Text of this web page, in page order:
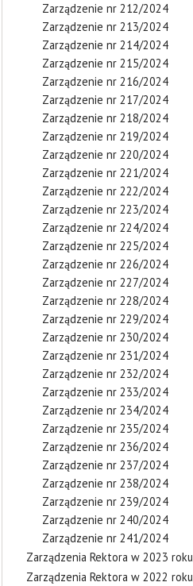
Zarządzenie nr 212/2024
Zarządzenie nr 213/2024
Zarządzenie nr 214/2024
Zarządzenie nr 215/2024
Zarządzenie nr 216/2024
Zarządzenie nr 217/2024
Zarządzenie nr 218/2024
Zarządzenie nr 219/2024
Zarządzenie nr 220/2024
Zarządzenie nr 221/2024
Zarządzenie nr 222/2024
Zarządzenie nr 223/2024
Zarządzenie nr 224/2024
Zarządzenie nr 225/2024
Zarządzenie nr 226/2024
Zarządzenie nr 227/2024
Zarządzenie nr 228/2024
Zarządzenie nr 229/2024
Zarządzenie nr 230/2024
Zarządzenie nr 231/2024
Zarządzenie nr 232/2024
Zarządzenie nr 233/2024
Zarządzenie nr 234/2024
Zarządzenie nr 235/2024
Zarządzenie nr 236/2024
Zarządzenie nr 237/2024
Zarządzenie nr 238/2024
Zarządzenie nr 239/2024
Zarządzenie nr 240/2024
Zarządzenie nr 241/2024
Zarządzenia Rektora w 2023 roku
Zarządzenia Rektora w 2022 roku